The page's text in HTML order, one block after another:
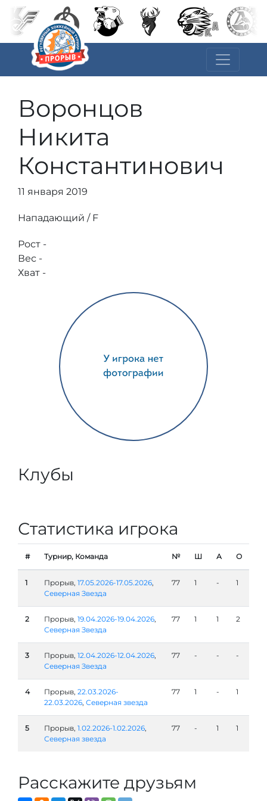
Воронцов
Никита
Константинович
11 января 2019
Нападающий / F
Рост -
Вес -
Хват -
Клубы
Статистика игрока
# Турнир, Команда № Ш А О
1 Прорыв, 17.05.2026-17.05.2026,
Северная Звезда
77 1 - 1
2 Прорыв, 19.04.2026-19.04.2026,
Северная Звезда
77 1 1 2
3 Прорыв, 12.04.2026-12.04.2026,
Северная Звезда
77 - - -
4 Прорыв, 22.03.2026-
22.03.2026, Северная звезда
77 1 - 1
5 Прорыв, 1.02.2026-1.02.2026,
Северная звезда
77 - 1 1
Расскажите друзьям